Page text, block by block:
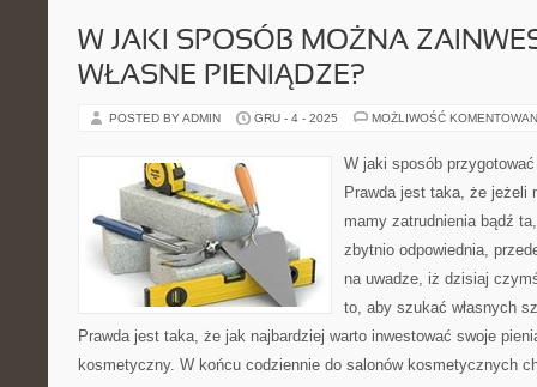
W JAKI SPOSÓB MOŻNA
WŁASNE PIENIĄDZE?
POSTED BY ADMIN GRU - 4 - 2025 MOŻLIWOŚĆ
W jaki sposób
Prawda jest taka, że jeżeli
mamy zatrudnienia bądź
zbytnio odpowiednia,
na uwadze, iż dzisiaj
to, aby szukać własnych
Prawda jest taka, że jak najbardziej warto inwestować swoje
kosmetyczny. W końcu codziennie do salonów kosmetycznych